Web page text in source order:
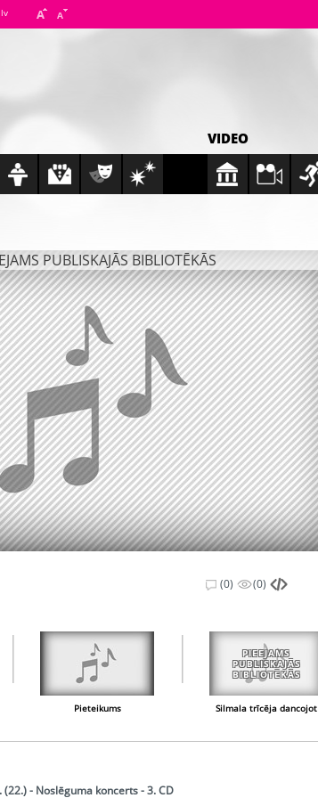
VIDEO
PUBLISKAJĀS BIBLIOTĒKĀS
(0) (0)
Pieteikums
PIEEJAMS
PUBLISKAJĀS
BIBLIOTĒKĀS
Silmala trīcēja dancojot
- Noslēguma koncerts - 3. CD